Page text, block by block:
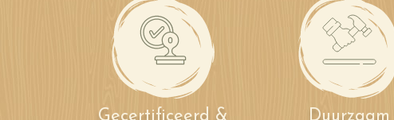
Gecertificeerd & Duurzaam